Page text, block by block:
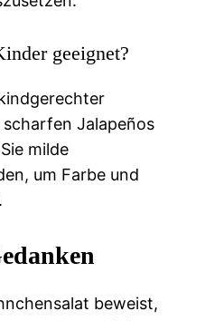
geeignet?
Jalapeños
milde
um Farbe und
beweist,